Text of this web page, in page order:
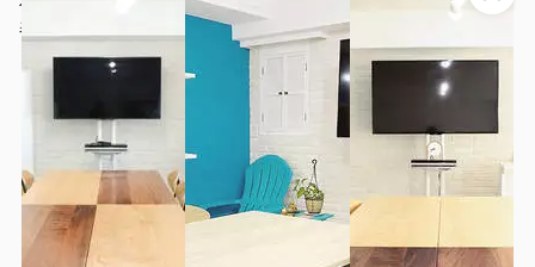
レ空間。
表参道キッチンアンドカルチャースタジオ